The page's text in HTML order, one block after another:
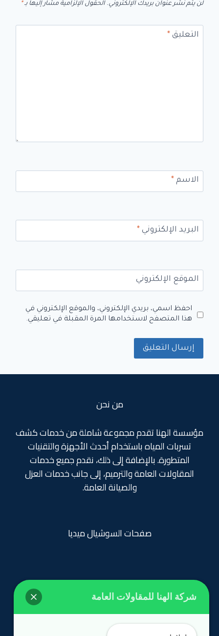
لن يتم نشر عنوان بريدك الإلكتروني. الحقول الإلزامية مشار إليها بـ *
التعليق *
الاسم *
البريد الإلكتروني *
الموقع الإلكتروني
احفظ اسمي، بريدي الإلكتروني، والموقع الإلكتروني في
هذا المتصفح لاستخدامها المرة المقبلة في تعليقي.
من نحن
مؤسسة الهنا تقدم مجموعة شاملة من خدمات كشف
تسربات المياه باستخدام أحدث الأجهزة والتقنيات
المتطورة. بالإضافة إلى ذلك، نقدم جميع خدمات
المقاولات العامة والترميم، إلى جانب خدمات العزل
والصيانة العامة.
صفحات السوشيال ميديا
روابط تهمك
شركة الهنا للمقاولات العامة